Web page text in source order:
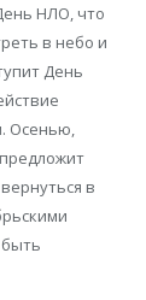
НЛО, что
в небо и
День
Осенью,
в